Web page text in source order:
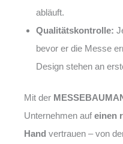
abläuft.
Qualitätskontrolle:
bevor er die Messe
Design stehen an
Mit der
Unternehmen auf einen
Hand vertrauen – von